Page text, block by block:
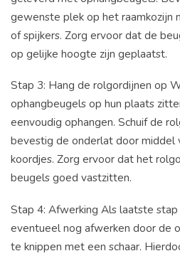
gewenste plek op het raamkozijn
of spijkers. Zorg ervoor dat de
op gelijke hoogte zijn geplaatst.
Stap 3: Hang de rolgordijnen op
ophangbeugels op hun plaats
eenvoudig ophangen. Schuif de
bevestig de onderlat door middel
koordjes. Zorg ervoor dat het
beugels goed vastzitten.
Stap 4: Afwerking Als laatste
eventueel nog afwerken door de
te knippen met een schaar.